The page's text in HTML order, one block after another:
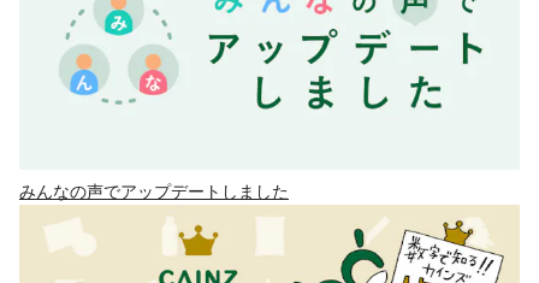
みんなの声でアップデートしました